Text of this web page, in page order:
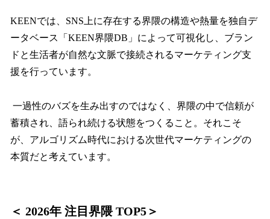
KEENでは、SNS上に存在する界隈の構造や熱量を独自デ
ータベース「KEEN界隈DB」によって可視化し、ブラン
ドと生活者が自然な文脈で接続されるマーケティング支
援を行っています。
一過性のバズを生み出すのではなく、界隈の中で信頼が
蓄積され、語られ続ける状態をつくること。それこそ
が、アルゴリズム時代における次世代マーケティングの
本質だと考えています。
＜ 2026年 注目界隈 TOP5＞